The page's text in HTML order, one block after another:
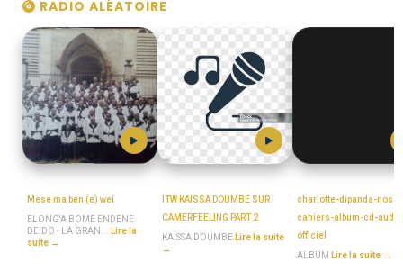
RADIO ALÉATOIRE
Mese ma ben (e) wei
ELONG'A BOME ENDENE
DEIDO - LA GRAN...
Lire la
suite →
ITW KAISSA DOUMBE SUR
CAMERFEELING PART 2
KAISSA DOUMBE Lire la suite
→
charlotte-dipanda-nos-
cahiers-album-cd-
officiel
ALBUM Lire la suite →